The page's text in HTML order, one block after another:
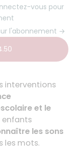
vous pour
l'abonnement →
interventions
et le
enfants
les sons
les mots.